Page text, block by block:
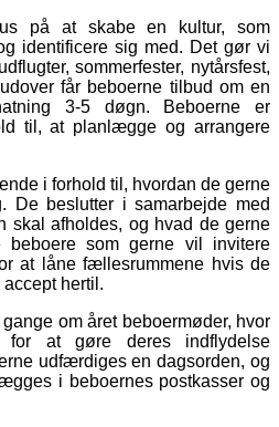
på at skabe en kultur, som
identificere sig med. Det gør vi
sommerfester, nytårsfest,
får beboerne tilbud om en
3-5 døgn. Beboerne er
til, at planlægge og arrangere
i forhold til, hvordan de gerne
De beslutter i samarbejde med
skal afholdes, og hvad de gerne
som gerne vil invitere
at låne fællesrummene hvis de
hertil.
om året beboermøder, hvor
for at gøre deres indflydelse
udfærdiges en dagsorden, og
i beboernes postkasser og